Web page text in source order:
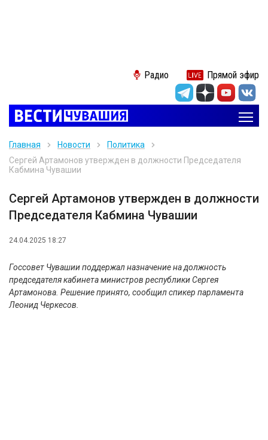
Радио Прямой эфир
Главная Новости
Политика
Сергей Артамонов утвержден в должности Председателя
Кабмина Чувашии
Сергей Артамонов утвержден в должности
Председателя Кабмина Чувашии
24.04.2025 18:27
Госсовет Чувашии поддержал назначение на должность
председателя кабинета министров республики Сергея
Артамонова. Решение принято, сообщил спикер парламента
Леонид Черкесов.